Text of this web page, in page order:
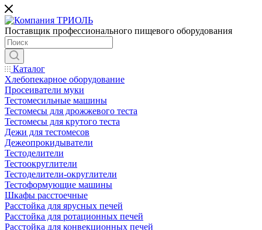
Поставщик профессионального пищевого оборудования
Каталог
Хлебопекарное оборудование
Просеиватели муки
Тестомесильные машины
Тестомесы для дрожжевого теста
Тестомесы для крутого теста
Дежи для тестомесов
Дежеопрокидыватели
Тестоделители
Тестоокруглители
Тестоделители-округлители
Тестоформующие машины
Шкафы расстоечные
Расстойка для ярусных печей
Расстойка для ротационных печей
Расстойка для конвекционных печей